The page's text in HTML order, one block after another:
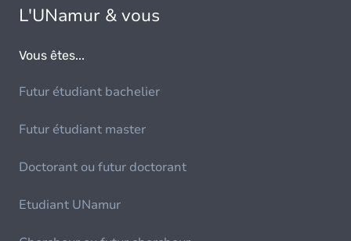
L'UNamur & vous
Vous êtes...
Futur étudiant bachelier
Futur étudiant master
Doctorant ou futur doctorant
Etudiant UNamur